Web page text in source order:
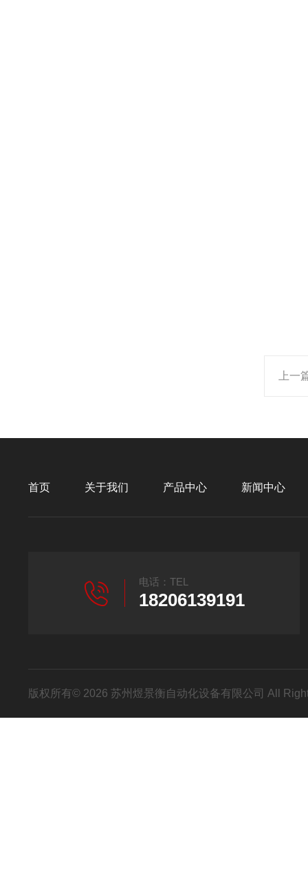
上一
首页 关于我们 产品中心 新闻中心
电话：TEL
18206139191
版权所有© 2026 苏州煜景衡自动化设备有限公司 All